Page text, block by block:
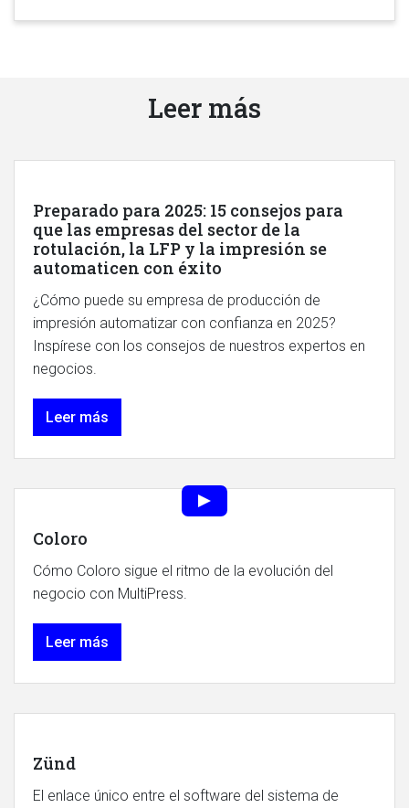
Leer más
Preparado para 2025: 15 consejos para
que las empresas del sector de la
rotulación, la LFP y la impresión se
automaticen con éxito
¿Cómo puede su empresa de producción de
impresión automatizar con confianza en 2025?
Inspírese con los consejos de nuestros expertos en
negocios.
Leer más
Coloro
Cómo Coloro sigue el ritmo de la evolución del
negocio con MultiPress.
Leer más
Zünd
El enlace único entre el software del sistema de